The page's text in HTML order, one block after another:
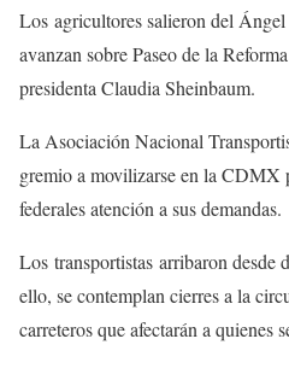
Los agricultores salieron del
avanzan sobre Paseo de la
presidenta Claudia Sheinbaum.
La Asociación Nacional
gremio a movilizarse en la CDMX
federales atención a sus demandas.
Los transportistas arribaron desde
ello, se contemplan cierres a la
carreteros que afectarán a